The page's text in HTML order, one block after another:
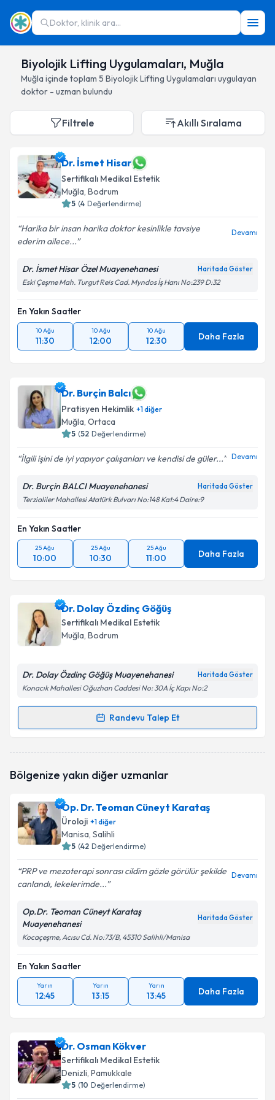
Doktor, klinik ara...
Biyolojik Lifting Uygulamaları, Muğla
Muğla içinde toplam 5 Biyolojik Lifting Uygulamaları uygulayan
doktor - uzman bulundu
Filtrele Akıllı Sıralama
Dr. İsmet Hisar
Sertifikalı Medikal Estetik
Muğla, Bodrum
5 (4 Değerlendirme)
Harika bir insan harika doktor kesinlikle tavsiye
ederim ailece...
Devamı
Dr. İsmet Hisar Özel Muayenehanesi Haritada Göster
Eski Çeşme Mah. Turgut Reis Cad. Myndos İş Hanı No:239 D:32
En Yakın Saatler
10 Ağu
11:30
10 Ağu
12:00
10 Ağu
12:30 Daha Fazla
Dr. Burçin Balcı
Pratisyen Hekimlik +1diğer
Muğla, Ortaca
5 (52 Değerlendirme)
İlgili işini de iyi yapıyor çalışanları ve kendisi de güler... Devamı
Dr. Burçin BALCI Muayenehanesi Haritada Göster
Terzialiler Mahallesi Atatürk Bulvarı No:148 Kat:4 Daire:9
En Yakın Saatler
25 Ağu
10:00
25 Ağu
10:30
25 Ağu
11:00 Daha Fazla
Dr. Dolay Özdinç Göğüş
Sertifikalı Medikal Estetik
Muğla, Bodrum
Dr. Dolay Özdinç Göğüş Muayenehanesi Haritada Göster
Konacık Mahallesi Oğuzhan Caddesi No: 30A İç Kapı No:2
Randevu Talep Et
Randevu Takvimi Talebi
oluşturun. Size bu uzmandan randevu almanız için bir
E-posta Adresiniz
Kişisel verilerimin işlenmesine ilişkinAydınlatma
Metni'ni okudum ve kişisel verilerimin belirtilen
Takvim Talebini Gönder
Bölgenize yakın diğer uzmanlar
Op. Dr. Teoman Cüneyt Karataş
Üroloji +1diğer
Manisa, Salihli
5 (42 Değerlendirme)
PRP ve mezoterapi sonrası cildim gözle görülür şekilde
canlandı, lekelerimde...
Devamı
Op.Dr. Teoman Cüneyt Karataş
Muayenehanesi
Haritada Göster
Kocaçeşme, Acısu Cd. No:73/B, 45310 Salihli/Manisa
En Yakın Saatler
Yarın
12:45
Yarın
13:15
Yarın
13:45 Daha Fazla
Dr. Osman Kökver
Sertifikalı Medikal Estetik
Denizli, Pamukkale
5 (10 Değerlendirme)